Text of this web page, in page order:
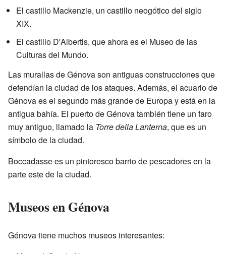
El castillo Mackenzie, un castillo neogótico del siglo
XIX.
El castillo D'Albertis, que ahora es el Museo de las
Culturas del Mundo.
Las murallas de Génova son antiguas construcciones que
defendían la ciudad de los ataques. Además, el acuario de
Génova es el segundo más grande de Europa y está en la
antigua bahía. El puerto de Génova también tiene un faro
muy antiguo, llamado la Torre della Lanterna, que es un
símbolo de la ciudad.
Boccadasse es un pintoresco barrio de pescadores en la
parte este de la ciudad.
Museos en Génova
Génova tiene muchos museos interesantes: